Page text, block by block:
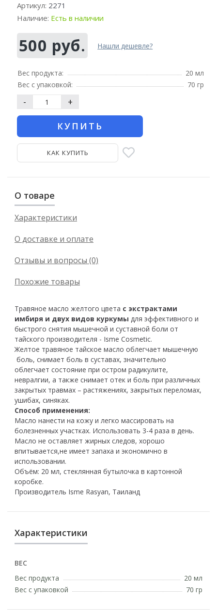
Артикул: 2271
Наличие: Есть в наличии
500 руб. Нашли дешевле?
Вес продукта:
20 мл
Вес с упаковкой:
70 гр
- +
КУПИТЬ
КАК КУПИТЬ
О товаре
Характеристики
О доставке и оплате
Отзывы и вопросы (0)
Похожие товары
Травяное масло желтого цвета с экстрактами
имбиря и двух видов куркумы для эффективного и
быстрого снятия мышечной и суставной боли от
тайского производителя - Isme Cosmetic.
Желтое травяное тайское масло облегчает мышечную
боль, снимает боль в суставах, значительно
облегчает состояние при остром радикулите,
невралгии, а также снимает отек и боль при различных
закрытых травмах – растяжениях, закрытых переломах,
ушибах, синяках.
Способ применения:
Масло нанести на кожу и легко массировать на
болезненных участках. Использовать 3-4 раза в день.
Масло не оставляет жирных следов, хорошо
впитывается,не имеет запаха и экономично в
использовании.
Объём: 20 мл, стеклянная бутылочка в картонной
коробке.
Производитель Isme Rasyan, Таиланд
Характеристики
ВЕС
Вес продукта
20 мл
Вес с упаковкой
70 гр